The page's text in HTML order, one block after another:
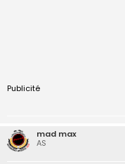
Publicité
mad max
AS